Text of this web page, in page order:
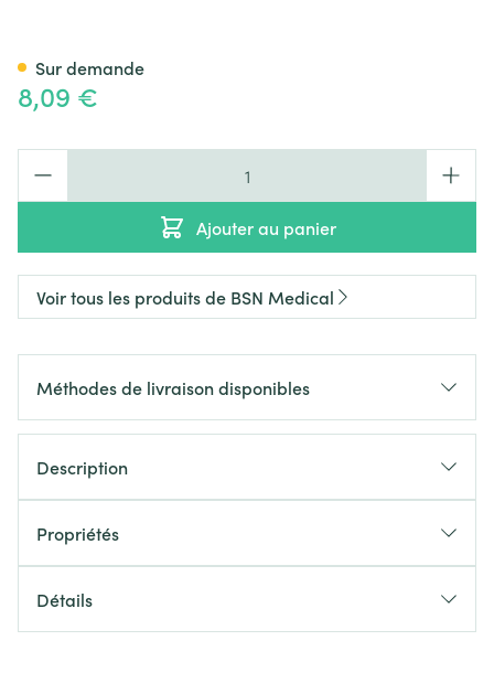
8,09 €
Ajouter au panier
Sur demande
Voir tous les produits de BSN Medical
Méthodes de livraison disponibles
Description
Propriétés
Détails